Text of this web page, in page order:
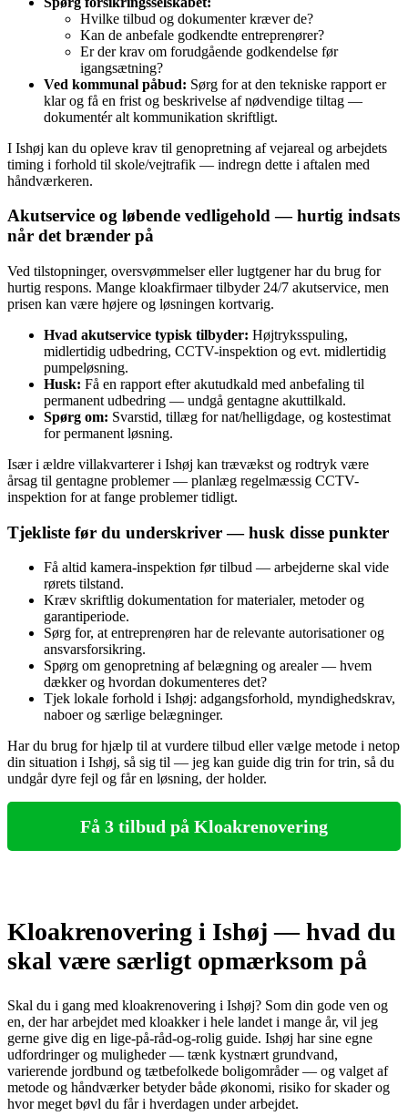
Hvilke tilbud og dokumenter kræver de?
Kan de anbefale godkendte entreprenører?
Er der krav om forudgående godkendelse før
igangsætning?
Ved kommunal påbud: Sørg for at den tekniske rapport er
klar og få en frist og beskrivelse af nødvendige tiltag —
dokumentér alt kommunikation skriftligt.
I Ishøj kan du opleve krav til genopretning af vejareal og arbejdets
timing i forhold til skole/vejtrafik — indregn dette i aftalen med
håndværkeren.
Akutservice og løbende vedligehold — hurtig indsats
når det brænder på
Ved tilstopninger, oversvømmelser eller lugtgener har du brug for
hurtig respons. Mange kloakfirmaer tilbyder 24/7 akutservice, men
prisen kan være højere og løsningen kortvarig.
Hvad akutservice typisk tilbyder: Højtryksspuling,
midlertidig udbedring, CCTV-inspektion og evt. midlertidig
pumpeløsning.
Husk: Få en rapport efter akutudkald med anbefaling til
permanent udbedring — undgå gentagne akuttilkald.
Spørg om: Svarstid, tillæg for nat/helligdage, og kostestimat
for permanent løsning.
Især i ældre villakvarterer i Ishøj kan trævækst og rodtryk være
årsag til gentagne problemer — planlæg regelmæssig CCTV-
inspektion for at fange problemer tidligt.
Tjekliste før du underskriver — husk disse punkter
Få altid kamera-inspektion før tilbud — arbejderne skal vide
rørets tilstand.
Kræv skriftlig dokumentation for materialer, metoder og
garantiperiode.
Sørg for, at entreprenøren har de relevante autorisationer og
ansvarsforsikring.
Spørg om genopretning af belægning og arealer — hvem
dækker og hvordan dokumenteres det?
Tjek lokale forhold i Ishøj: adgangsforhold, myndighedskrav,
naboer og særlige belægninger.
Har du brug for hjælp til at vurdere tilbud eller vælge metode i netop
din situation i Ishøj, så sig til — jeg kan guide dig trin for trin, så du
undgår dyre fejl og får en løsning, der holder.
Få 3 tilbud på Kloakrenovering
Kloakrenovering i Ishøj — hvad du
skal være særligt opmærksom på
Skal du i gang med kloakrenovering i Ishøj? Som din gode ven og
en, der har arbejdet med kloakker i hele landet i mange år, vil jeg
gerne give dig en lige‑på‑råd‑og‑rolig guide. Ishøj har sine egne
udfordringer og muligheder — tænk kystnært grundvand,
varierende jordbund og tætbefolkede boligområder — og valget af
metode og håndværker betyder både økonomi, risiko for skader og
hvor meget bøvl du får i hverdagen under arbejdet.